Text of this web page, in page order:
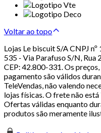
Voltar ao topo
Lojas Le biscuit S/A CNPJ
535 - Via Parafuso S/N, Rua
CEP: 42.800-331. Os
pagamento são válidos
TeleVendas, não valendo
lojas físicas. O frete não
Ofertas válidas enquanto
produtos são meramente